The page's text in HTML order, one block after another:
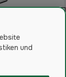
Ce L-Boxx
und